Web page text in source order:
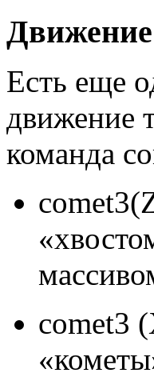
Движение
Есть еще
движение
команда
comet3